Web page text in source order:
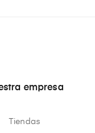
empresa
Tiendas